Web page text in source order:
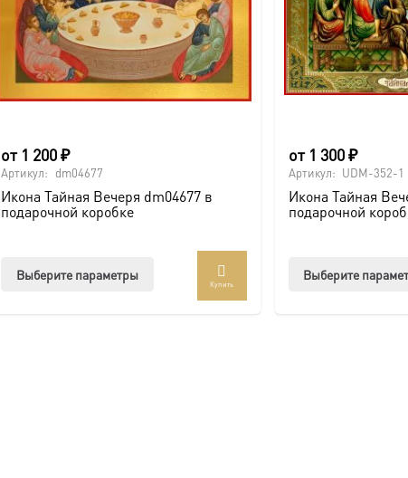
странице
товара.
от 1 200₽
Артикул: dm04677
Икона Тайная Вечеря dm04677 в
подарочной коробке
Выберите параметры
Купить
от 1 300₽
Артикул: UDM-352-1
Икона Тайная
подарочной
Выберите